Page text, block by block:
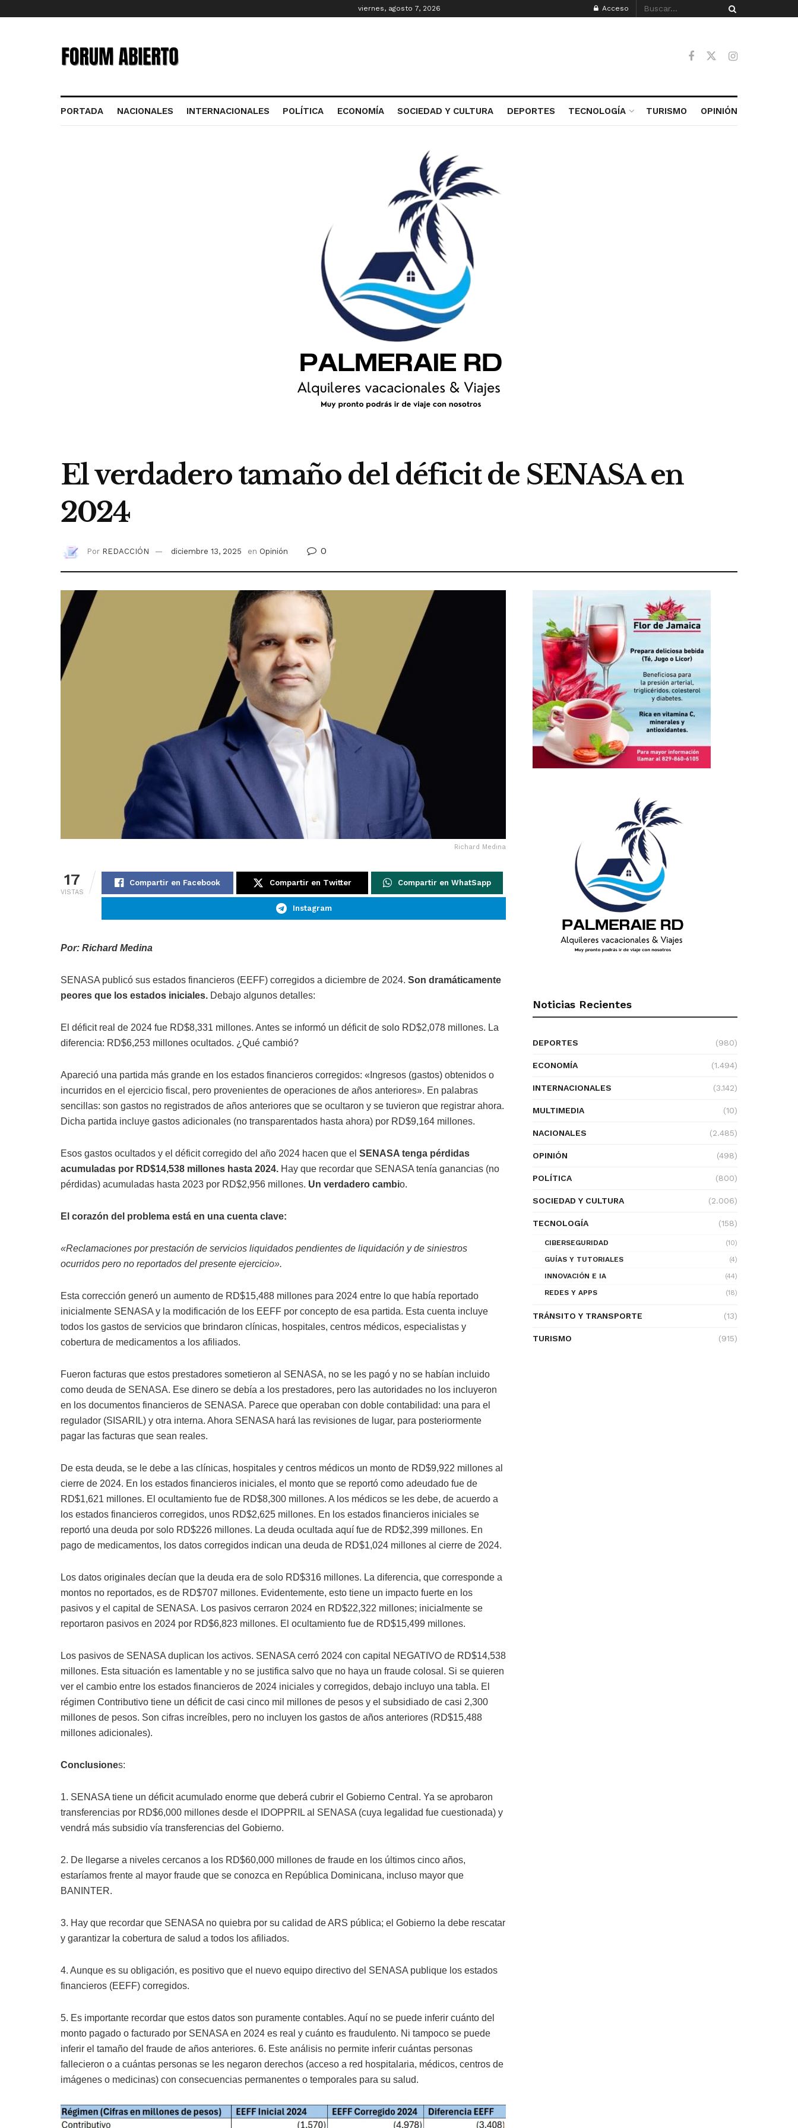
viernes, agosto 7, 2026 Acceso
PORTADA NACIONALES INTERNACIONALES POLÍTICA ECONOMÍA SOCIEDAD Y CULTURA DEPORTES TECNOLOGÍA TURISMO OPINIÓN
El verdadero tamaño del déficit de SENASA en
2024
Por REDACCIÓN diciembre 13, 2025 en Opinión 0
Richard Medina
17
VISTAS
Compartir en Facebook Compartir en Twitter Compartir en WhatSapp
Instagram
Por: Richard Medina
SENASA publicó sus estados financieros (EEFF) corregidos a diciembre de 2024. Son dramáticamente
peores que los estados iniciales. Debajo algunos detalles:
El déficit real de 2024 fue RD$8,331 millones. Antes se informó un déficit de solo RD$2,078 millones. La
diferencia: RD$6,253 millones ocultados. ¿Qué cambió?
Apareció una partida más grande en los estados financieros corregidos: «Ingresos (gastos) obtenidos o
incurridos en el ejercicio fiscal, pero provenientes de operaciones de años anteriores». En palabras
sencillas: son gastos no registrados de años anteriores que se ocultaron y se tuvieron que registrar ahora.
Dicha partida incluye gastos adicionales (no transparentados hasta ahora) por RD$9,164 millones.
Esos gastos ocultados y el déficit corregido del año 2024 hacen que el SENASA tenga pérdidas
acumuladas por RD$14,538 millones hasta 2024. Hay que recordar que SENASA tenía ganancias (no
pérdidas) acumuladas hasta 2023 por RD$2,956 millones. Un verdadero cambio.
El corazón del problema está en una cuenta clave:
«Reclamaciones por prestación de servicios liquidados pendientes de liquidación y de siniestros
ocurridos pero no reportados del presente ejercicio».
Esta corrección generó un aumento de RD$15,488 millones para 2024 entre lo que había reportado
inicialmente SENASA y la modificación de los EEFF por concepto de esa partida. Esta cuenta incluye
todos los gastos de servicios que brindaron clínicas, hospitales, centros médicos, especialistas y
cobertura de medicamentos a los afiliados.
Fueron facturas que estos prestadores sometieron al SENASA, no se les pagó y no se habían incluido
como deuda de SENASA. Ese dinero se debía a los prestadores, pero las autoridades no los incluyeron
en los documentos financieros de SENASA. Parece que operaban con doble contabilidad: una para el
regulador (SISARIL) y otra interna. Ahora SENASA hará las revisiones de lugar, para posteriormente
pagar las facturas que sean reales.
De esta deuda, se le debe a las clínicas, hospitales y centros médicos un monto de RD$9,922 millones al
cierre de 2024. En los estados financieros iniciales, el monto que se reportó como adeudado fue de
RD$1,621 millones. El ocultamiento fue de RD$8,300 millones. A los médicos se les debe, de acuerdo a
los estados financieros corregidos, unos RD$2,625 millones. En los estados financieros iniciales se
reportó una deuda por solo RD$226 millones. La deuda ocultada aquí fue de RD$2,399 millones. En
pago de medicamentos, los datos corregidos indican una deuda de RD$1,024 millones al cierre de 2024.
Los datos originales decían que la deuda era de solo RD$316 millones. La diferencia, que corresponde a
montos no reportados, es de RD$707 millones. Evidentemente, esto tiene un impacto fuerte en los
pasivos y el capital de SENASA. Los pasivos cerraron 2024 en RD$22,322 millones; inicialmente se
reportaron pasivos en 2024 por RD$6,823 millones. El ocultamiento fue de RD$15,499 millones.
Los pasivos de SENASA duplican los activos. SENASA cerró 2024 con capital NEGATIVO de RD$14,538
millones. Esta situación es lamentable y no se justifica salvo que no haya un fraude colosal. Si se quieren
ver el cambio entre los estados financieros de 2024 iniciales y corregidos, debajo incluyo una tabla. El
régimen Contributivo tiene un déficit de casi cinco mil millones de pesos y el subsidiado de casi 2,300
millones de pesos. Son cifras increíbles, pero no incluyen los gastos de años anteriores (RD$15,488
millones adicionales).
Conclusiones:
1. SENASA tiene un déficit acumulado enorme que deberá cubrir el Gobierno Central. Ya se aprobaron
transferencias por RD$6,000 millones desde el IDOPPRIL al SENASA (cuya legalidad fue cuestionada) y
vendrá más subsidio vía transferencias del Gobierno.
2. De llegarse a niveles cercanos a los RD$60,000 millones de fraude en los últimos cinco años,
estaríamos frente al mayor fraude que se conozca en República Dominicana, incluso mayor que
BANINTER.
3. Hay que recordar que SENASA no quiebra por su calidad de ARS pública; el Gobierno la debe rescatar
y garantizar la cobertura de salud a todos los afiliados.
4. Aunque es su obligación, es positivo que el nuevo equipo directivo del SENASA publique los estados
financieros (EEFF) corregidos.
5. Es importante recordar que estos datos son puramente contables. Aquí no se puede inferir cuánto del
monto pagado o facturado por SENASA en 2024 es real y cuánto es fraudulento. Ni tampoco se puede
inferir el tamaño del fraude de años anteriores. 6. Este análisis no permite inferir cuántas personas
fallecieron o a cuántas personas se les negaron derechos (acceso a red hospitalaria, médicos, centros de
imágenes o medicinas) con consecuencias permanentes o temporales para su salud.
Noticias Recientes
DEPORTES (980)
ECONOMÍA (1.494)
INTERNACIONALES (3.142)
MULTIMEDIA (10)
NACIONALES (2.485)
OPINIÓN (498)
POLÍTICA (800)
SOCIEDAD Y CULTURA (2.006)
TECNOLOGÍA (158)
CIBERSEGURIDAD
(10)
GUÍAS Y TUTORIALES
(4)
INNOVACIÓN E IA
(44)
REDES Y APPS
(18)
TRÁNSITO Y TRANSPORTE (13)
TURISMO (915)